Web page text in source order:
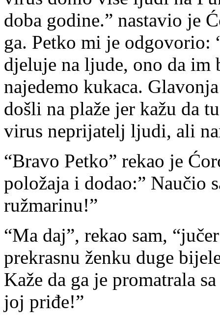
doba godine.” nastavio je
ga. Petko mi je odgovorio:
djeluje na ljude, ono da im
najedemo kukaca.
došli na plaže jer kažu da
virus neprijatelj ljudi, ali
“Bravo Petko” rekao je
položaja i dodao:” Naučio
ružmarinu!”
“Ma daj”, rekao sam,
prekrasnu ženku duge
Kaže da ga je promatrala
joj priđe!”